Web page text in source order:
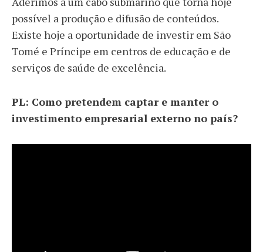
possível a produção e difusão de conteúdos.
Existe hoje a oportunidade de investir em São
Tomé e Príncipe em centros de educação e de
serviços de saúde de excelência.
PL: Como pretendem captar e manter o
investimento empresarial externo no país?